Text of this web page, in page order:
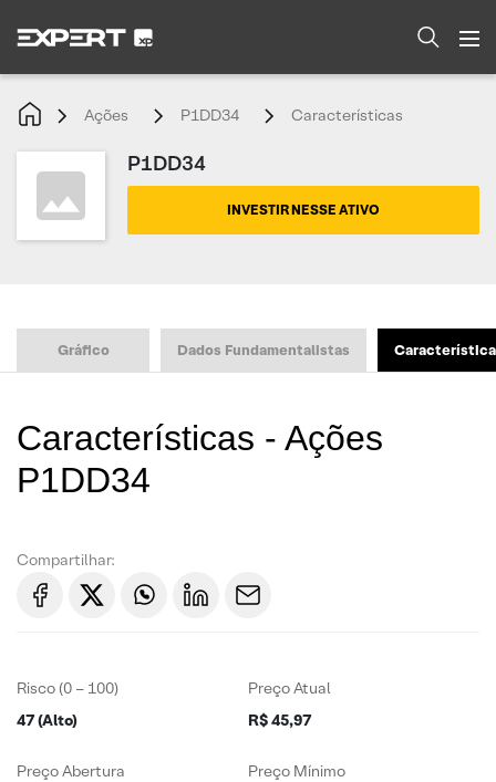
Ações P1DD34 Características
P1DD34
INVESTIR NESSE ATIVO
Gráfico Dados Fundamentalistas
Características - Ações
P1DD34
Compartilhar:
Risco (0 – 100)
47 (Alto)
Preço Atual
R$ 45,97
Preço Abertura
Preço Mínimo